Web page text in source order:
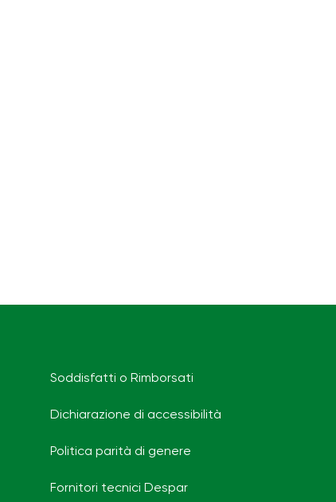
Soddisfatti o Rimborsati
Dichiarazione di accessibilità
Politica parità di genere
Fornitori tecnici Despar